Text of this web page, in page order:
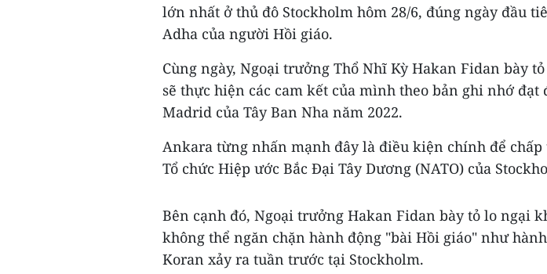
lớn nhất ở thủ đô Stockholm hôm 28/6, đúng ngày đầu
Adha của người Hồi giáo.
Cùng ngày, Ngoại trưởng Thổ Nhĩ Kỳ Hakan Fidan bày
sẽ thực hiện các cam kết của mình theo bản ghi nhớ đạt
Madrid của Tây Ban Nha năm 2022.
Ankara từng nhấn mạnh đây là điều kiện chính để
Tổ chức Hiệp ước Bắc Đại Tây Dương (NATO) của
Bên cạnh đó, Ngoại trưởng Hakan Fidan bày tỏ lo ngại
không thể ngăn chặn hành động "bài Hồi giáo" như
Koran xảy ra tuần trước tại Stockholm.